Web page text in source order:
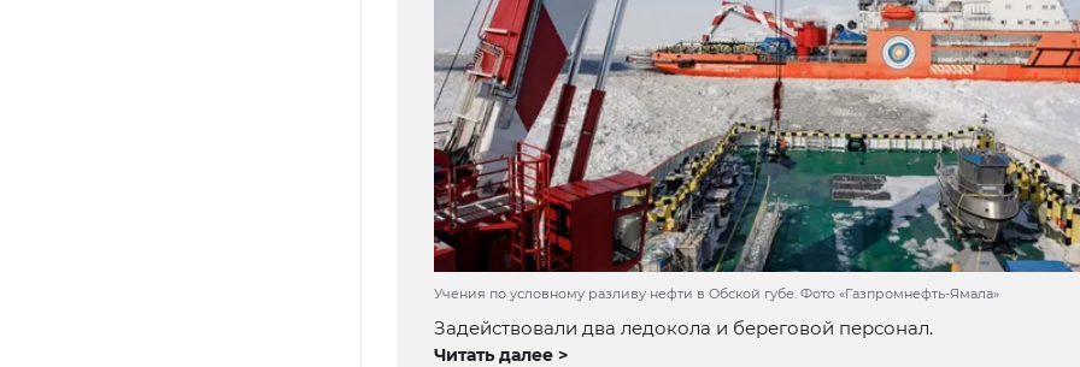
Учения по условному разливу нефти в Обской губе. Фото «Газпромнефть-Ямала»
Задействовали два ледокола и береговой персонал.
Читать далее >